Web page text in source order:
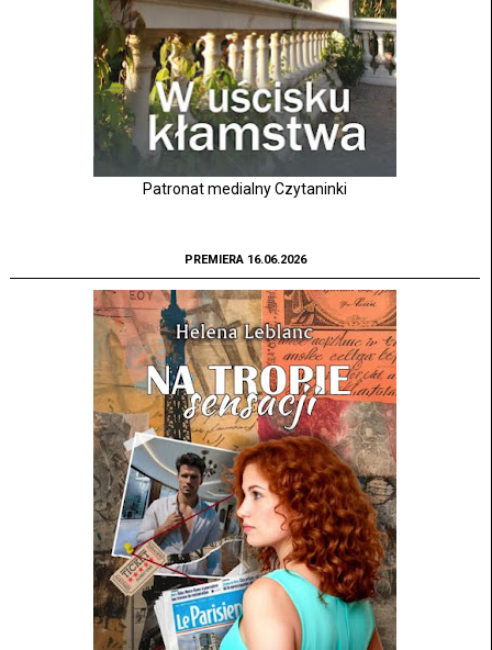
Patronat medialny Czytaninki
PREMIERA 16.06.2026